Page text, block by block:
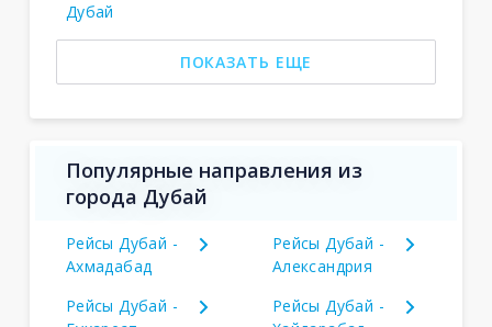
Дубай
ПОКАЗАТЬ ЕЩЕ
Популярные направления из
города Дубай
Рейсы Дубай -
Ахмадабад
Рейсы Дубай -
Александрия
Рейсы Дубай -
Рейсы Дубай -